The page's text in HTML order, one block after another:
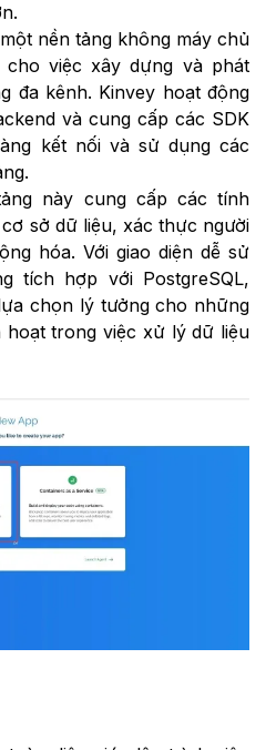
nền tảng không máy chủ
cho việc xây dựng và phát
đa kênh. Kinvey hoạt động
và cung cấp các SDK
kết nối và sử dụng các
này cung cấp các tính
sở dữ liệu, xác thực người
hóa. Với giao diện dễ sử
tích hợp với PostgreSQL,
chọn lý tưởng cho những
hoạt trong việc xử lý dữ liệu